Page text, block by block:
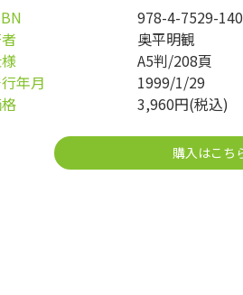
978-4-7529-
奥平明観
A5判/208頁
年月
1999/1/29
3,960円(税込)
購入はこち